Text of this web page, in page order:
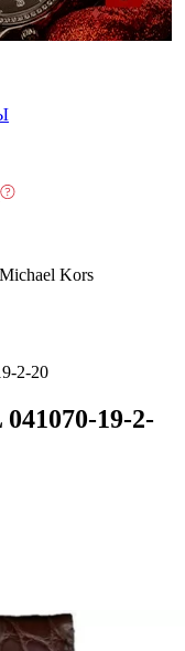
Kors
2-20
19-2-